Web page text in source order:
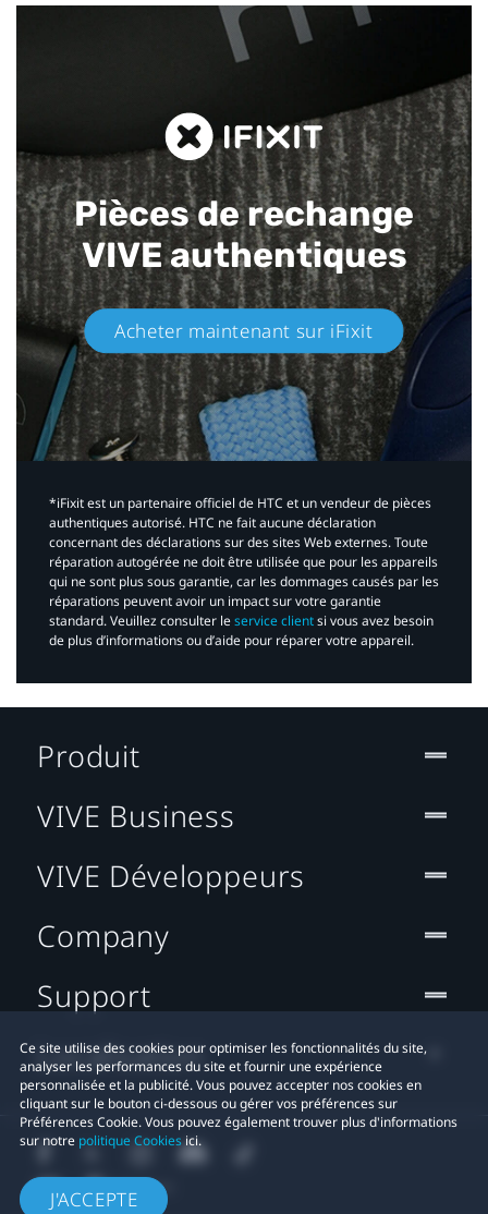
Pièces de rechange
VIVE authentiques​
Acheter maintenant sur iFixit​
*iFixit est un partenaire officiel de HTC et un vendeur de pièces
authentiques autorisé. HTC ne fait aucune déclaration
concernant des déclarations sur des sites Web externes. Toute
réparation autogérée ne doit être utilisée que pour les appareils
qui ne sont plus sous garantie, car les dommages causés par les
réparations peuvent avoir un impact sur votre garantie
standard. Veuillez consulter leservice clientsi vous avez besoin
de plus d’informations ou d’aide pour réparer votre appareil.​
Ce site utilise des cookies pour optimiser les fonctionnalités du site,
analyser les performances du site et fournir une expérience
personnalisée et la publicité. Vous pouvez accepter nos cookies en
cliquant sur le bouton ci-dessous ou gérer vos préférences sur
Préférences Cookie. Vous pouvez également trouver plus d'informations
sur notre politique Cookiesici.
J'ACCEPTE
Produit
VIVE Business
VIVE Développeurs
Company
Support
Localisation